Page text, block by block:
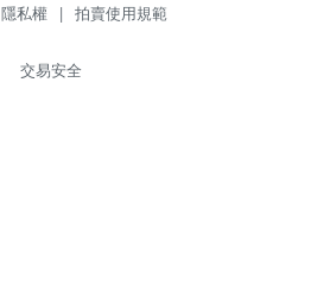
隱私權 | 拍賣使用規範
交易安全